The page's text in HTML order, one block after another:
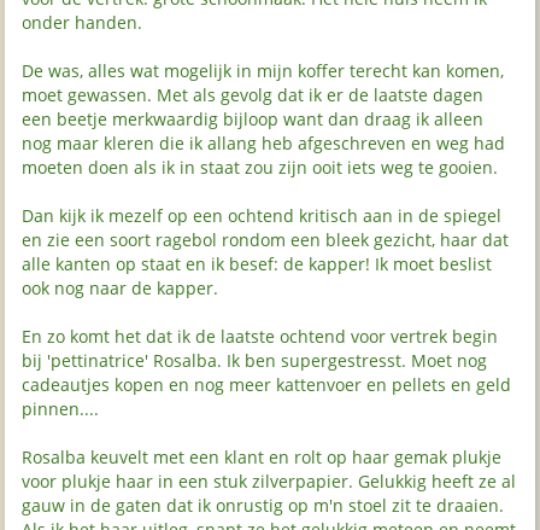
onder handen.
De was, alles wat mogelijk in mijn koffer terecht kan komen,
moet gewassen. Met als gevolg dat ik er de laatste dagen
een beetje merkwaardig bijloop want dan draag ik alleen
nog maar kleren die ik allang heb afgeschreven en weg had
moeten doen als ik in staat zou zijn ooit iets weg te gooien.
Dan kijk ik mezelf op een ochtend kritisch aan in de spiegel
en zie een soort ragebol rondom een bleek gezicht, haar dat
alle kanten op staat en ik besef: de kapper! Ik moet beslist
ook nog naar de kapper.
En zo komt het dat ik de laatste ochtend voor vertrek begin
bij 'pettinatrice' Rosalba. Ik ben supergestresst. Moet nog
cadeautjes kopen en nog meer kattenvoer en pellets en geld
pinnen....
Rosalba keuvelt met een klant en rolt op haar gemak plukje
voor plukje haar in een stuk zilverpapier. Gelukkig heeft ze al
gauw in de gaten dat ik onrustig op m'n stoel zit te draaien.